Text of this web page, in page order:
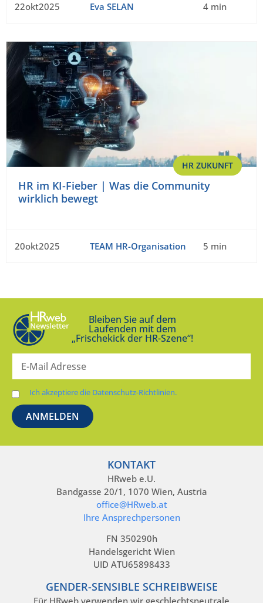
22okt2025 Eva SELAN 4 min
HR ZUKUNFT
HR im KI-Fieber | Was die Community
wirklich bewegt
20okt2025 TEAM HR-Organisation 5 min
Bleiben Sie auf dem
Laufenden mit dem
„Frischekick der HR-Szene“!
Ich akzeptiere die Datenschutz-Richtlinien.
KONTAKT
HRweb e.U.
Bandgasse 20/1, 1070 Wien, Austria
office@HRweb.at
Ihre Ansprechpersonen
FN 350290h
Handelsgericht Wien
UID ATU65898433
GENDER-SENSIBLE SCHREIBWEISE
Für HRweb verwenden wir geschlechtsneutrale